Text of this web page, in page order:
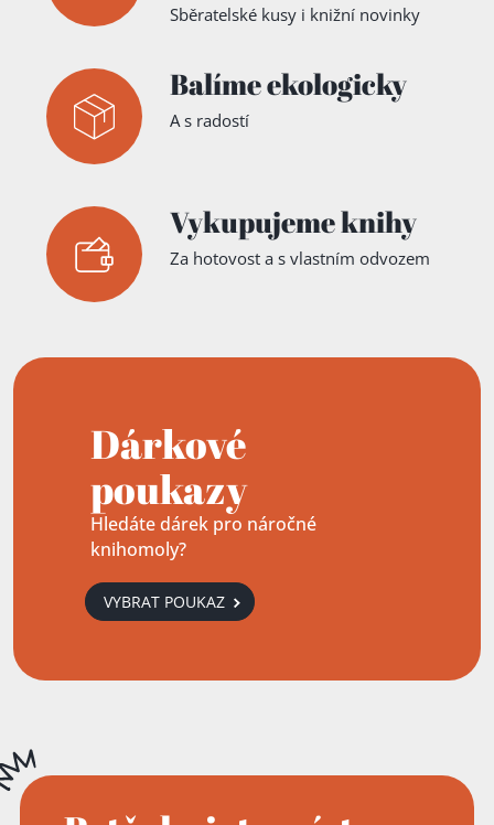
Sběratelské kusy i knižní novinky
Balíme ekologicky
A s radostí
Vykupujeme knihy
Za hotovost a s vlastním odvozem
Dárkové
poukazy
Hledáte dárek pro náročné
knihomoly?
VYBRAT POUKAZ